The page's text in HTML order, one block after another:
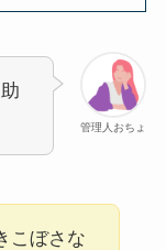
管理人おちょ
こぼさな